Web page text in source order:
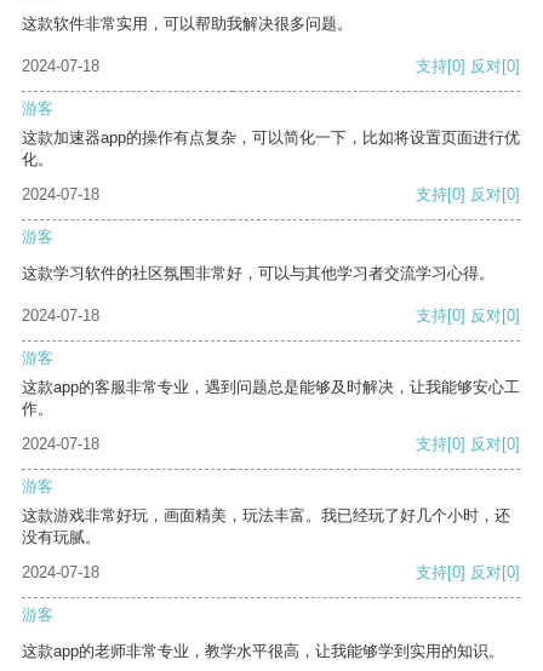
这款软件非常实用，可以帮助我解决很多问题。
2024-07-18 支持[0] 反对[0]
游客
这款加速器app的操作有点复杂，可以简化一下，比如将设置页面进行优
化。
2024-07-18
支持[0] 反对[0]
游客
这款学习软件的社区氛围非常好，可以与其他学习者交流学习心得。
2024-07-18 支持[0] 反对[0]
游客
这款app的客服非常专业，遇到问题总是能够及时解决，让我能够安心工
作。
2024-07-18
支持[0] 反对[0]
游客
这款游戏非常好玩，画面精美，玩法丰富。我已经玩了好几个小时，还
没有玩腻。
2024-07-18
支持[0] 反对[0]
游客
这款app的老师非常专业，教学水平很高，让我能够学到实用的知识。